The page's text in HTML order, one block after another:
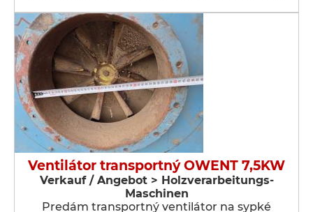
Ventilátor transportný OWENT 7,5KW
Verkauf / Angebot > Holzverarbeitungs-
Maschinen
Predám transportný ventilátor na sypké